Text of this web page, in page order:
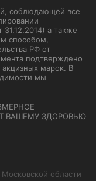
соблюдающей все
31.12.2014) а также
способом,
РФ от
подтверждено
марок. В
мы
ВАШЕМУ ЗДОРОВЬЮ
Московской области